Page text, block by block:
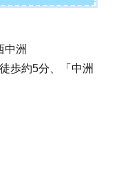
中洲
歩約5分、「中洲